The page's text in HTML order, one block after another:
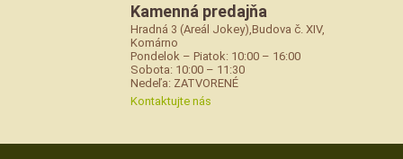
Kamenná predajňa
Hradná 3 (Areál Jokey),Budova č. XIV,
Komárno
Pondelok – Piatok: 10:00 – 16:00
Sobota: 10:00 – 11:30
Nedeľa: ZATVORENÉ
Kontaktujte nás